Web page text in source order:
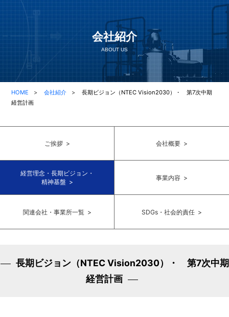
会社紹介
ABOUT US
HOME 会社紹介
長期ビジョン（NTEC Vision2030）・ 第7次中期
経営計画
ご挨拶 > 会社概要 >
経営理念・長期ビジョン・
精神基盤 >
事業内容 >
関連会社・事業所一覧 > SDGs・社会的責任 >
長期ビジョン（NTEC Vision2030）・ 第7次中期
経営計画